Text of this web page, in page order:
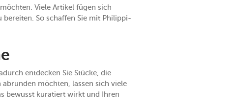
Viele Artikel fügen sich
So schaffen Sie mit Philippi-
entdecken Sie Stücke, die
möchten, lassen sich viele
bewusst kuratiert wirkt und Ihren